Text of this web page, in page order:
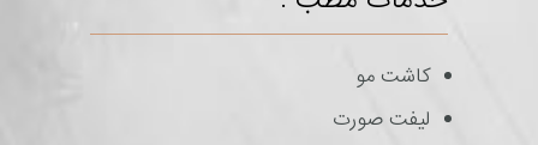
کاشت مو
لیفت صورت